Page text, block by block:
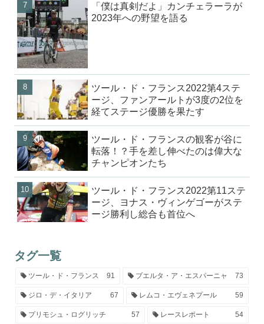
「僕は真剣だよ」カンチェラーラが
2023年への野望を語る
ツール・ド・フランス2022第4ステ
ージ、ファンアールトが3度の2位を
経てステージ優勝を果たす
ツール・ド・フランスの観客が谷に
転落！？手を差し伸べたのは偉大な
チャンピオンたち
ツール・ド・フランス2022第11ステ
ージ、ヨナス・ヴィンゲゴーがステ
ージ勝利し総合も首位へ
タグ一覧
ツール・ド・フランス 91 ブエルタ・ア・エスパーニャ 73
ジロ・デ・イタリア 67 レムコ・エヴェネプール 59
プリモシュ・ログリッチ 57 レースレポート 54